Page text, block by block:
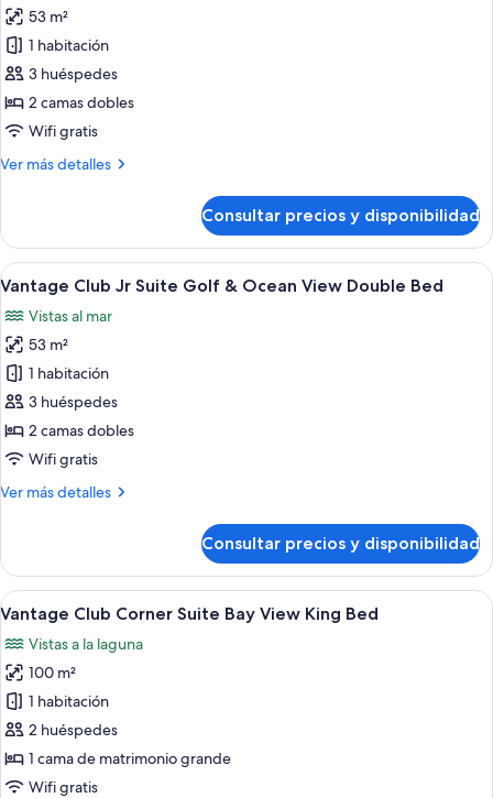
fotos
de
Vantage
Club
Junior
Bay
Bed
53 m²
1 habitación
3 huéspedes
2 camas dobles
Wifi gratis
Ver más detalles
Más
Club
Junior
Suite
View
Double
Bed
Consultar precios y disponibilidad
Abrir
todas
las
fotos
de
Vantage
Club
Jr
Golf
View
Double
Bed
Habitación de hotel con una cama
2
Vantage Club Jr Suite Golf & Ocean View Double Bed
Vistas al mar
53 m²
1 habitación
3 huéspedes
2 camas dobles
Wifi gratis
Ver más detalles
Más
Club
Jr
Suite
&
Ocean
View
Double
Bed
Consultar precios y disponibilidad
Abrir
todas
las
fotos
de
Vantage
Club
Corner
Un dormitorio moderno con una
3
Vantage Club Corner Suite Bay View King Bed
Vistas a la laguna
100 m²
1 habitación
2 huéspedes
1 cama de matrimonio grande
Wifi gratis